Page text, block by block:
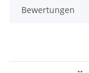
Bewertungen